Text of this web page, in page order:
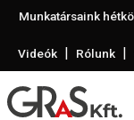
Munkatársaink
Videók | Rólunk |